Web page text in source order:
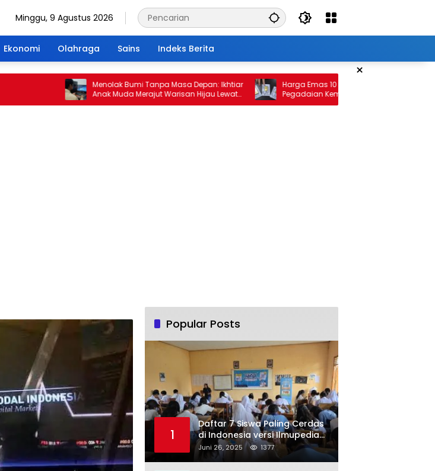
Minggu, 9 Agustus 2026
Ekonomi Olahraga Sains Indeks Berita
×
Menolak Bumi Tanpa Masa Depan: Ikhtiar
Anak Muda Merajut Warisan Hijau Lewat
Portal Waktu
Harga Emas 10 Februari 2026: Antam dan
Pegadaian Kembali Melonjak
Popular Posts
1
Daftar 7 Siswa Paling Cerdas
di Indonesia versi Ilmupedia
Tryout UTBK 2025
Juni 26, 2025 1377